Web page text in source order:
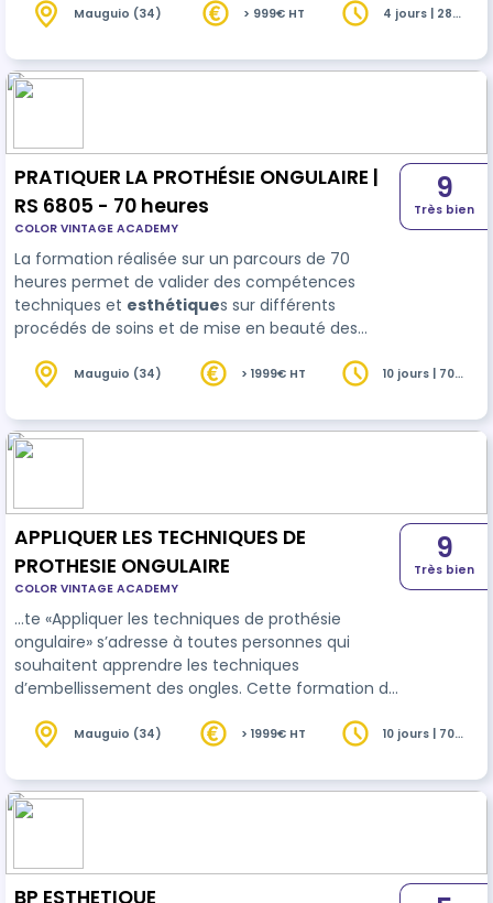
est spécialement conçue pour les prothésistes
créativité. Elle vous permettra de maîtriser les
méthodes modernes et performantes telles que
Mauguio (34) > 999€ HT
4 jours | 28
PRATIQUER LA PROTHÉSIE ONGULAIRE |
RS 6805 - 70 heures
COLOR VINTAGE ACADEMY
La formation réalisée sur un parcours de 70
heures permet de valider des compétences
techniques et esthétiques sur différents
procédés de soins et de mise en beauté des
compétences complémentaires aux
secteur (coiffeurs, parfumeurs …) qui veulent
étendre leurs …
9
Très bien
Mauguio (34) > 1999€ HT
10 jours | 70
APPLIQUER LES TECHNIQUES DE
PROTHESIE ONGULAIRE
COLOR VINTAGE ACADEMY
…te «Appliquer les techniques de prothésie
ongulaire» s’adresse à toutes personnes qui
souhaitent apprendre les techniques
d’embellissement des ongles. Cette formation de
compétences pratiques, techniques et
ongulaire.
9
Très bien
Mauguio (34) > 1999€ HT
10 jours | 70
BP ESTHETIQUE